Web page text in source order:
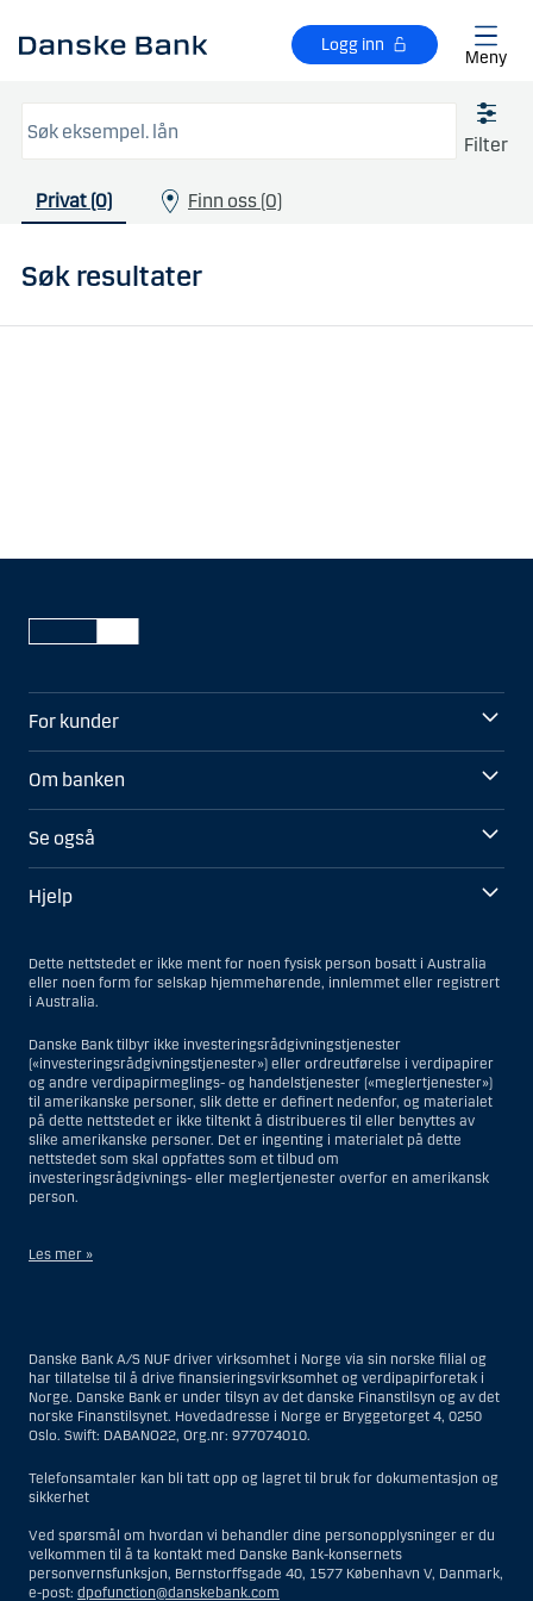
Logg inn
Meny
Filter
Privat (0) Finn oss (0)
Søk resultater
For kunder
Om banken
Se også
Hjelp
Dette nettstedet er ikke ment for noen fysisk person bosatt i Australia
eller noen form for selskap hjemmehørende, innlemmet eller registrert
i Australia.
Danske Bank tilbyr ikke investeringsrådgivningstjenester
(«investeringsrådgivningstjenester») eller ordreutførelse i verdipapirer
og andre verdipapirmeglings- og handelstjenester («meglertjenester»)
til amerikanske personer, slik dette er definert nedenfor, og materialet
på dette nettstedet er ikke tiltenkt å distribueres til eller benyttes av
slike amerikanske personer. Det er ingenting i materialet på dette
nettstedet som skal oppfattes som et tilbud om
investeringsrådgivnings- eller meglertjenester overfor en amerikansk
person.
Les mer »
filial eller agent av en amerikansk person lokalisert utenfor USA og som
opererer ut fra gyldige forretningsgrunner og er engasjert og regulert
som et forsikringsselskap eller bank; eller en filial eller agent av et
utenlandsk foretak lokalisert i USA; eller en trust hvor formues
forvalteren er en amerikansk person, med mindre en ikke-amerikansk
som en amerikansk person er bestyrer eller forvalter av, med mindre
boet er regulert av utenlandsk lov og hvor en ikke-amerikansk person
diskresjonær konto hvor kunden har investeringsbeslutningsmyndighet
og som innehas til gunst for en amerikansk person; eller en konto hvor
megler har investeringsbeslutningsmyndighet og innehas av en
amerikansk megler eller person med betrodd verv, med mindre den
Danske Bank A/S NUF driver virksomhet i Norge via sin norske filial og
har tillatelse til å drive finansieringsvirksomhet og verdipapirforetak i
Norge. Danske Bank er under tilsyn av det danske Finanstilsyn og av det
norske Finanstilsynet. Hovedadresse i Norge er Bryggetorget 4, 0250
Oslo. Swift: DABANO22, Org.nr: 977074010.
Telefonsamtaler kan bli tatt opp og lagret til bruk for dokumentasjon og
sikkerhet
Ved spørsmål om hvordan vi behandler dine personopplysninger er du
velkommen til å ta kontakt med Danske Bank-konsernets
personvernsfunksjon, Bernstorffsgade 40, 1577 København V, Danmark,
e-post: dpofunction@danskebank.com